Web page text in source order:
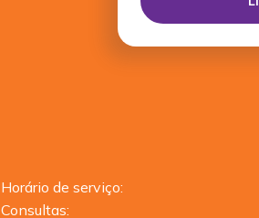
Horário de serviço:
Consultas: